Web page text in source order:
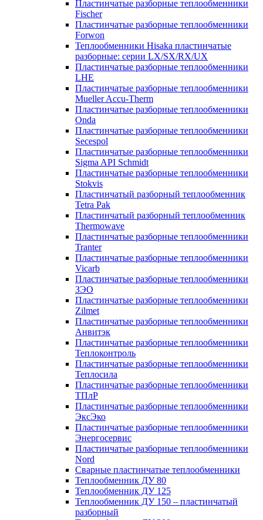
Пластинчатые разборные теплообменники
Fischer
Пластинчатые разборные теплообменники
Forwon
Теплообменники Hisaka пластинчатые
разборные: серии LX/SX/RX/UX
Пластинчатые разборные теплообменники
LHE
Пластинчатые разборные теплообменники
Mueller Accu-Therm
Пластинчатые разборные теплообменники
Onda
Пластинчатые разборные теплообменники
Secespol
Пластинчатые разборные теплообменники
Sigma API Schmidt
Пластинчатые разборные теплообменники
Stokvis
Пластинчатый разборный теплообменник
Tetra Pak
Пластинчатый разборный теплообменник
Thermowave
Пластинчатые разборные теплообменники
Tranter
Пластинчатые разборные теплообменники
Vicarb
Пластинчатые разборные теплообменники
ЗЭО
Пластинчатые разборные теплообменники
Zilmet
Пластинчатые разборные теплообменники
Анвитэк
Пластинчатые разборные теплообменники
Теплоконтроль
Пластинчатые разборные теплообменники
Теплосила
Пластинчатые разборные теплообменники
ТПлР
Пластинчатые разборные теплообменники
ЭксЭко
Пластинчатые разборные теплообменники
Энергосервис
Пластинчатые разборные теплообменники
Nord
Сварные пластинчатые теплообменники
Теплообменник ДУ 80
Теплообменник ДУ 125
Теплообменник ДУ 150 – пластинчатый
разборный